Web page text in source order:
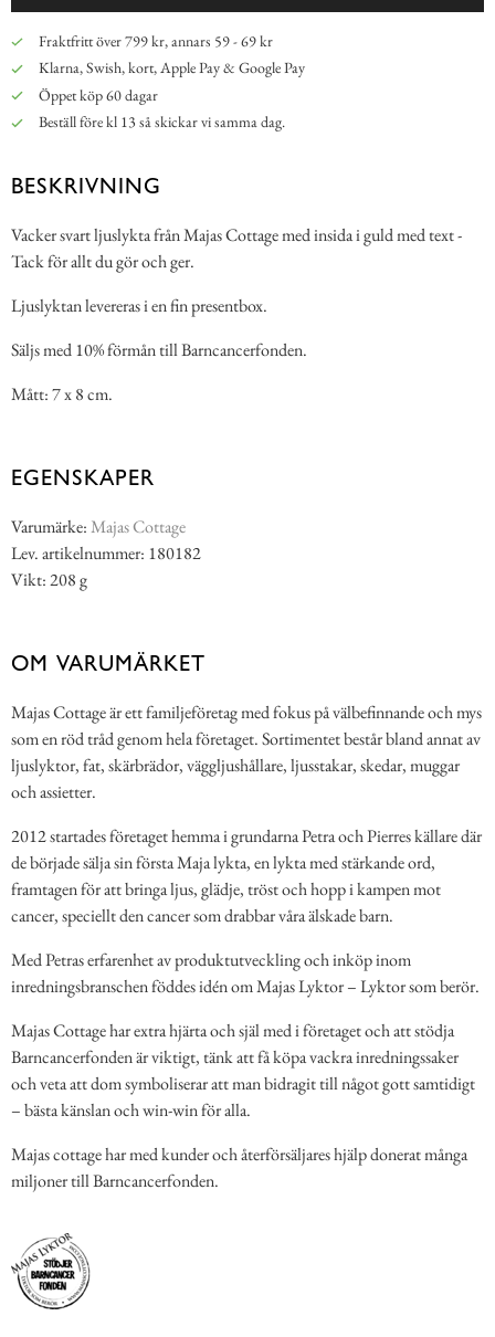
Fraktfritt över 799 kr, annars 59 - 69 kr
Klarna, Swish, kort, Apple Pay & Google Pay
Öppet köp 60 dagar
Beställ före kl 13 så skickar vi samma dag.
BESKRIVNING
Vacker svart ljuslykta från Majas Cottage med insida i guld med text -
Tack för allt du gör och ger.
Ljuslyktan levereras i en fin presentbox.
Säljs med 10% förmån till Barncancerfonden.
Mått: 7 x 8 cm.
EGENSKAPER
Varumärke:Majas Cottage
Lev. artikelnummer: 180182
Vikt: 208 g
OM VARUMÄRKET
Majas Cottage är ett familjeföretag med fokus på välbefinnande och mys
som en röd tråd genom hela företaget. Sortimentet består bland annat av
ljuslyktor, fat, skärbrädor, väggljushållare, ljusstakar, skedar, muggar
och assietter.
2012 startades företaget hemma i grundarna Petra och Pierres källare där
de började sälja sin första Maja lykta, en lykta med stärkande ord,
framtagen för att bringa ljus, glädje, tröst och hopp i kampen mot
cancer, speciellt den cancer som drabbar våra älskade barn.
Med Petras erfarenhet av produktutveckling och inköp inom
inredningsbranschen föddes idén om Majas Lyktor – Lyktor som berör.
Majas Cottage har extra hjärta och själ med i företaget och att stödja
Barncancerfonden är viktigt, tänk att få köpa vackra inredningssaker
och veta att dom symboliserar att man bidragit till något gott samtidigt
– bästa känslan och win-win för alla.
Majas cottage har med kunder och återförsäljares hjälp donerat många
miljoner till Barncancerfonden.